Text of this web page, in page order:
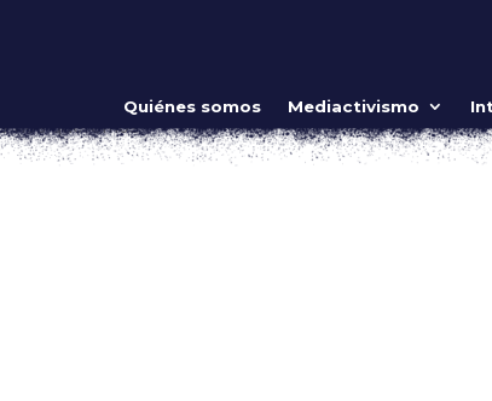
Quiénes somos Mediactivismo
internacional por nuestra
nos queremos
es una frase inventada por algunas que nos creemos